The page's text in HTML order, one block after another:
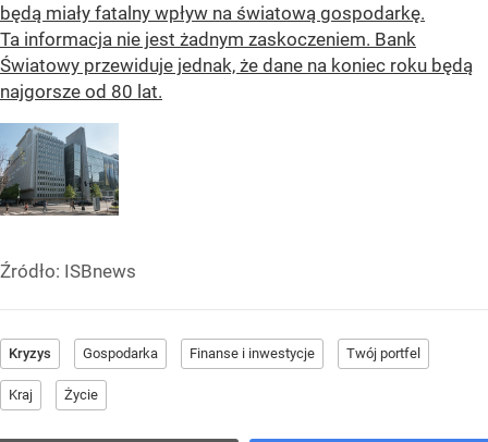
będą miały fatalny wpływ na światową gospodarkę.
Ta informacja nie jest żadnym zaskoczeniem. Bank
Światowy przewiduje jednak, że dane na koniec roku będą
najgorsze od 80 lat.
Źródło: ISBnews
Kryzys Gospodarka Finanse i inwestycje Twój portfel
Kraj Życie